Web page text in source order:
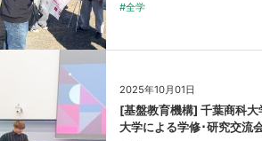
#全学
2025年10月01日
[基盤教育機構] 千葉商科
大学による学修･研究交流